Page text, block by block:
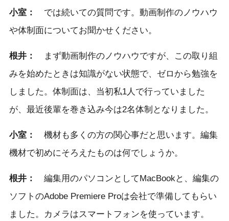
小室： では続いての質問です。動画制作のノウハウ
や体制面についてお聞かせください。
根井：
まず動画制作のノウハウですが、この取り組
みを始めたときは知識がない状態で、ゼロから勉強を
しました。体制面は、当初私1人で行っていました
が、最近後輩を巻き込み今は2名体制となりました。
小室： 機材も多くの方の関心事だと思います。編集
機材で初めにそろえたものは何でしょうか。
根井：
編集用のパソコンとしてMacBookと、編集の
ソフトのAdobe Premiere Proは会社で準備してもらい
ました。カメラはスマートフォンを使っています。